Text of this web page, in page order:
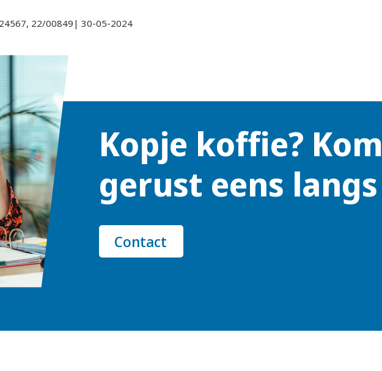
22/00849| 30-05-2024
Kopje koffie? Kom
gerust eens langs
Contact